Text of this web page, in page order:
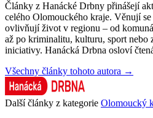
Články z Hanácké Drbny přinášejí
celého Olomouckého kraje. Věnují
ovlivňují život v regionu – od
až po kriminalitu, kulturu, sport nebo
iniciativy. Hanácká Drbna osloví
Všechny články tohoto autora →
Další články z kategorie Olomoucký